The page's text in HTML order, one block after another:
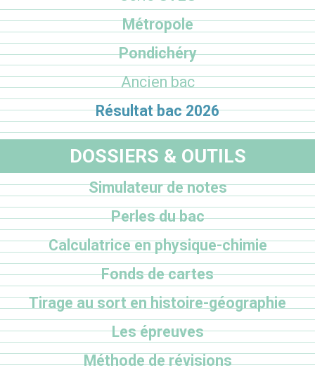
Métropole
Pondichéry
Ancien bac
Résultat bac 2026
DOSSIERS & OUTILS
Simulateur de notes
Perles du bac
Calculatrice en physique-chimie
Fonds de cartes
Tirage au sort en histoire-géographie
Les épreuves
Méthode de révisions